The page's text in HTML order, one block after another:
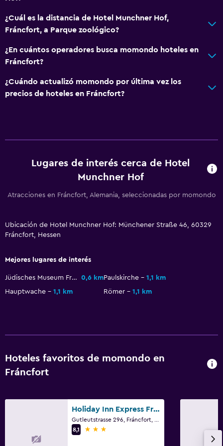
Caja fuerte
Mostrador de información turística
Check-out exprés
Bar/lounge
La comida se puede entregar en el alojamiento
Sistema de entretenimiento
Botiquín de primeros auxilios
Cámaras CCTV en zonas comunes
Bicicletas
¿Cuál es la distancia de Hotel Munchner Hof,
Fráncfort, a Parque zoológico?
¿En cuántos operadores busca momondo hoteles en
Fráncfort?
¿Cuándo actualizó momondo por última vez los
precios de hoteles en Fráncfort?
Lugares de interés cerca de Hotel
Munchner Hof
Atracciones en Fráncfort, Alemania, seleccionadas por momondo
Ubicación de Hotel Munchner Hof: Münchener Straße 46, 60329
Fráncfort, Hessen
Mejores lugares de interés
Jüdisches Museum Frankfurt 0,6 kmPaulskirche
1,1 km
Hauptwache
1,1 km Römer 1,1 km
Hoteles favoritos de momondo en
Fráncfort
Holiday Inn Express Frankfurt - Messe By IHG
8,1
3 estrellas